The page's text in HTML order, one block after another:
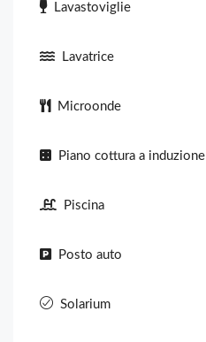
Lavastoviglie
Lavatrice
Microonde
Piano cottura a induzione
Piscina
Posto auto
Solarium